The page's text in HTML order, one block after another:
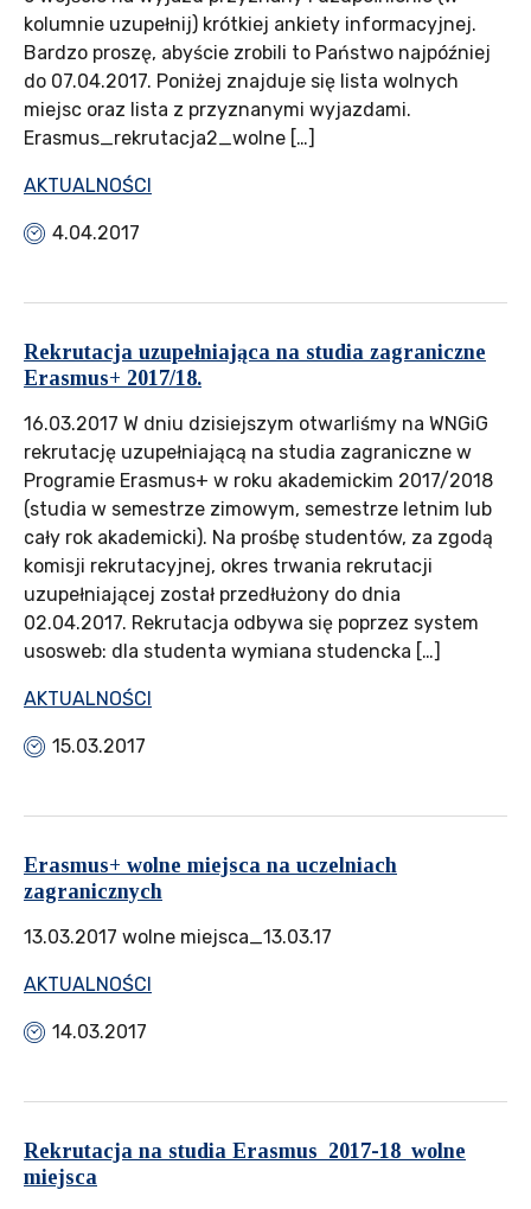
kolumnie uzupełnij) krótkiej ankiety informacyjnej.
Bardzo proszę, abyście zrobili to Państwo najpóźniej
do 07.04.2017. Poniżej znajduje się lista wolnych
miejsc oraz lista z przyznanymi wyjazdami.
Erasmus_rekrutacja2_wolne […]
AKTUALNOŚCI
4.04.2017
Rekrutacja uzupełniająca na studia zagraniczne
Erasmus+ 2017/18.
16.03.2017 W dniu dzisiejszym otwarliśmy na WNGiG
rekrutację uzupełniającą na studia zagraniczne w
Programie Erasmus+ w roku akademickim 2017/2018
(studia w semestrze zimowym, semestrze letnim lub
cały rok akademicki). Na prośbę studentów, za zgodą
komisji rekrutacyjnej, okres trwania rekrutacji
uzupełniającej został przedłużony do dnia
02.04.2017. Rekrutacja odbywa się poprzez system
usosweb: dla studenta wymiana studencka […]
AKTUALNOŚCI
15.03.2017
Erasmus+ wolne miejsca na uczelniach
zagranicznych
13.03.2017 wolne miejsca_13.03.17
AKTUALNOŚCI
14.03.2017
Rekrutacja na studia Erasmus_2017-18_wolne
miejsca